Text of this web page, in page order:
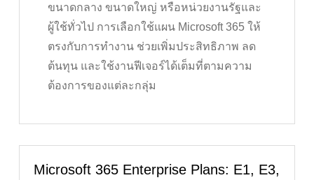
ขนาดกลาง ขนาดใหญ่ หรือหน่วยงานรัฐและ
ผู้ใช้ทั่วไป การเลือกใช้แผน Microsoft 365 ให้
ตรงกับการทำงาน ช่วยเพิ่มประสิทธิภาพ ลด
ต้นทุน และใช้งานฟีเจอร์ได้เต็มที่ตามความ
ต้องการของแต่ละกลุ่ม
Microsoft 365 Enterprise Plans: E1, E3,